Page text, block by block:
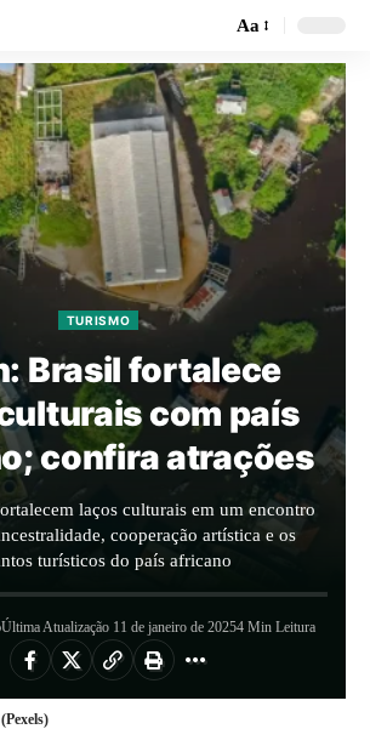
Aa
TURISMO
Brasil fortalece
com país
confira atrações
laços culturais em um encontro
cooperação artística e os
turísticos do país africano
Última Atualização 11 de janeiro de 20254 Min Leitura